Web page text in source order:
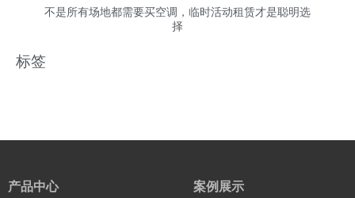
不是所有场地都需要买空调，临时活动租赁才是聪明选
择
标签
产品中心 案例展示